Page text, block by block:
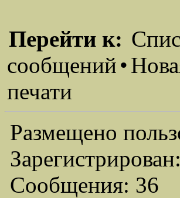
Перейти к:
сообщений•
печати
Размещено
Сообщения: 36